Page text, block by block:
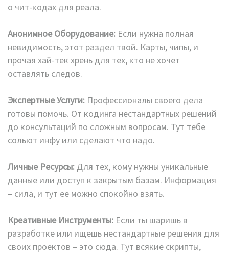
о чит-кодах для реала.
Анонимное Оборудование: Если нужна полная
невидимость, этот раздел твой. Карты, чипы, и
прочая хай-тек хрень для тех, кто не хочет
оставлять следов.
Экспертные Услуги: Профессионалы своего дела
готовы помочь. От кодинга нестандартных решений
до консультаций по сложным вопросам. Тут тебе
сольют инфу или сделают что надо.
Личные Ресурсы: Для тех, кому нужны уникальные
данные или доступ к закрытым базам. Информация
– сила, и тут ее можно спокойно взять.
Креативные Инструменты: Если ты шаришь в
разработке или ищешь нестандартные решения для
своих проектов – это сюда. Тут всякие скрипты,